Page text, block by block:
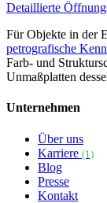
Detaillierte
Für Objekte in der
petrografische
Farb- und
Unmaßplatten
Unternehmen
Über uns
Karriere (1)
Blog
Presse
Kontakt